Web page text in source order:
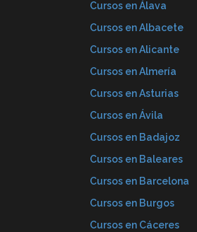
Cursos en Álava
Cursos en Albacete
Cursos en Alicante
Cursos en Almería
Cursos en Asturias
Cursos en Ávila
Cursos en Badajoz
Cursos en Baleares
Cursos en Barcelona
Cursos en Burgos
Cursos en Cáceres